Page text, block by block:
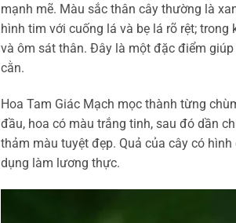
mạnh mẽ. Màu sắc thân cây thường là
hình tim với cuống lá và bẹ lá rõ rệt;
và ôm sát thân. Đây là một đặc điểm
cằn.
Hoa Tam Giác Mạch mọc thành từng
đầu, hoa có màu trắng tinh, sau đó dần
thảm màu tuyệt đẹp. Quả của cây có
dụng làm lương thực.